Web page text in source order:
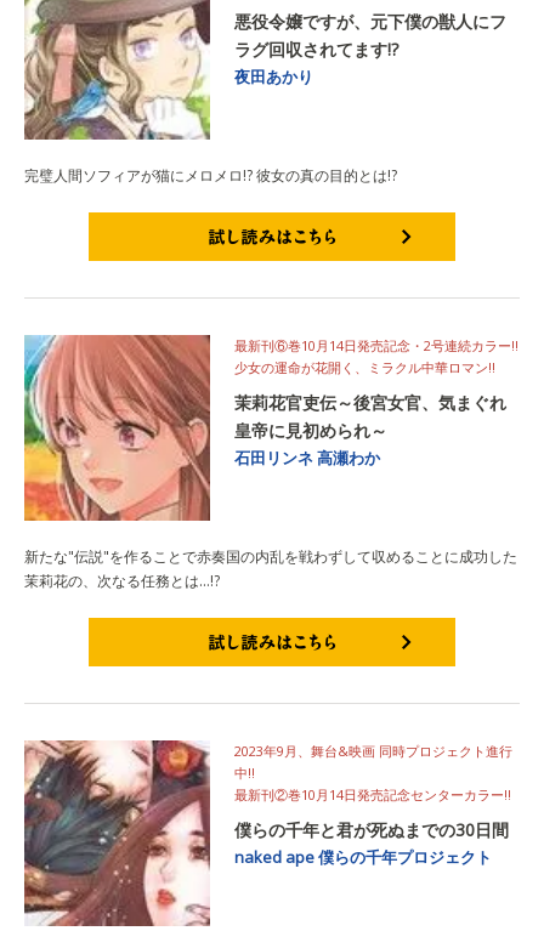
悪役令嬢ですが、元下僕の獣人にフ
ラグ回収されてます!?
夜田あかり
完璧人間ソフィアが猫にメロメロ!? 彼女の真の目的とは!?
最新刊⑥巻10月14日発売記念・2号連続カラー!!
少女の運命が花開く、ミラクル中華ロマン!!
茉莉花官吏伝～後宮女官、気まぐれ
皇帝に見初められ～
石田リンネ高瀬わか
新たな"伝説"を作ることで赤奏国の内乱を戦わずして収めることに成功した
茉莉花の、次なる任務とは…!?
2023年9月、舞台&映画 同時プロジェクト進行
中!!
最新刊②巻10月14日発売記念センターカラー!!
僕らの千年と君が死ぬまでの30日間
naked ape僕らの千年プロジェクト